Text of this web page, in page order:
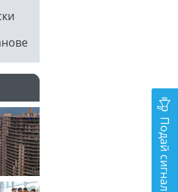
Подай сигнал